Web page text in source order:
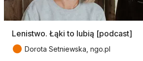
Lenistwo. Łąki to lubią [podcast]
● Dorota Setniewska, ngo.pl